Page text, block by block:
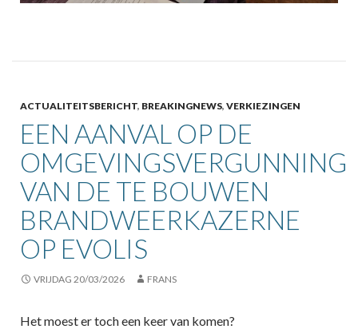
ACTUALITEITSBERICHT, BREAKINGNEWS, VERKIEZINGEN
EEN AANVAL OP DE
OMGEVINGSVERGUNNING
VAN DE TE BOUWEN
BRANDWEERKAZERNE
OP EVOLIS
VRIJDAG 20/03/2026 FRANS
Het moest er toch een keer van komen?